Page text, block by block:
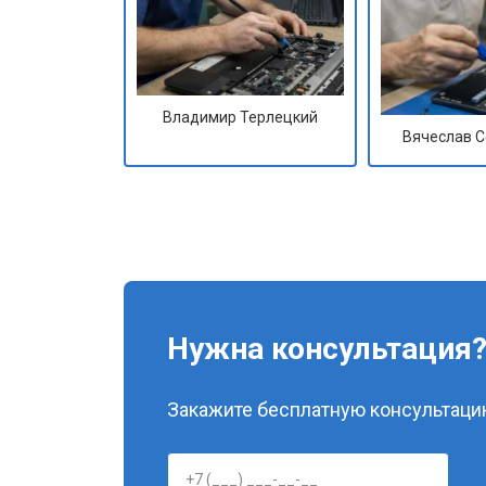
Владимир Терлецкий
Вячеслав
Нужна консультация?
Закажите бесплатную